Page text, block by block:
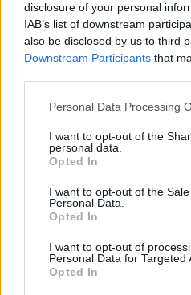
disclosure of your personal
IAB’s list of downstream
also be disclosed by us to third
Downstream Participants that
Personal Data Processing
I want to opt-out of the
personal data.
Opted In
I want to opt-out of the
Personal Data.
Opted In
I want to opt-out of
Personal Data for Targeted
Opted In
KAPCSOLÓDÓ CIKKEK
Bivalytej és
Heti